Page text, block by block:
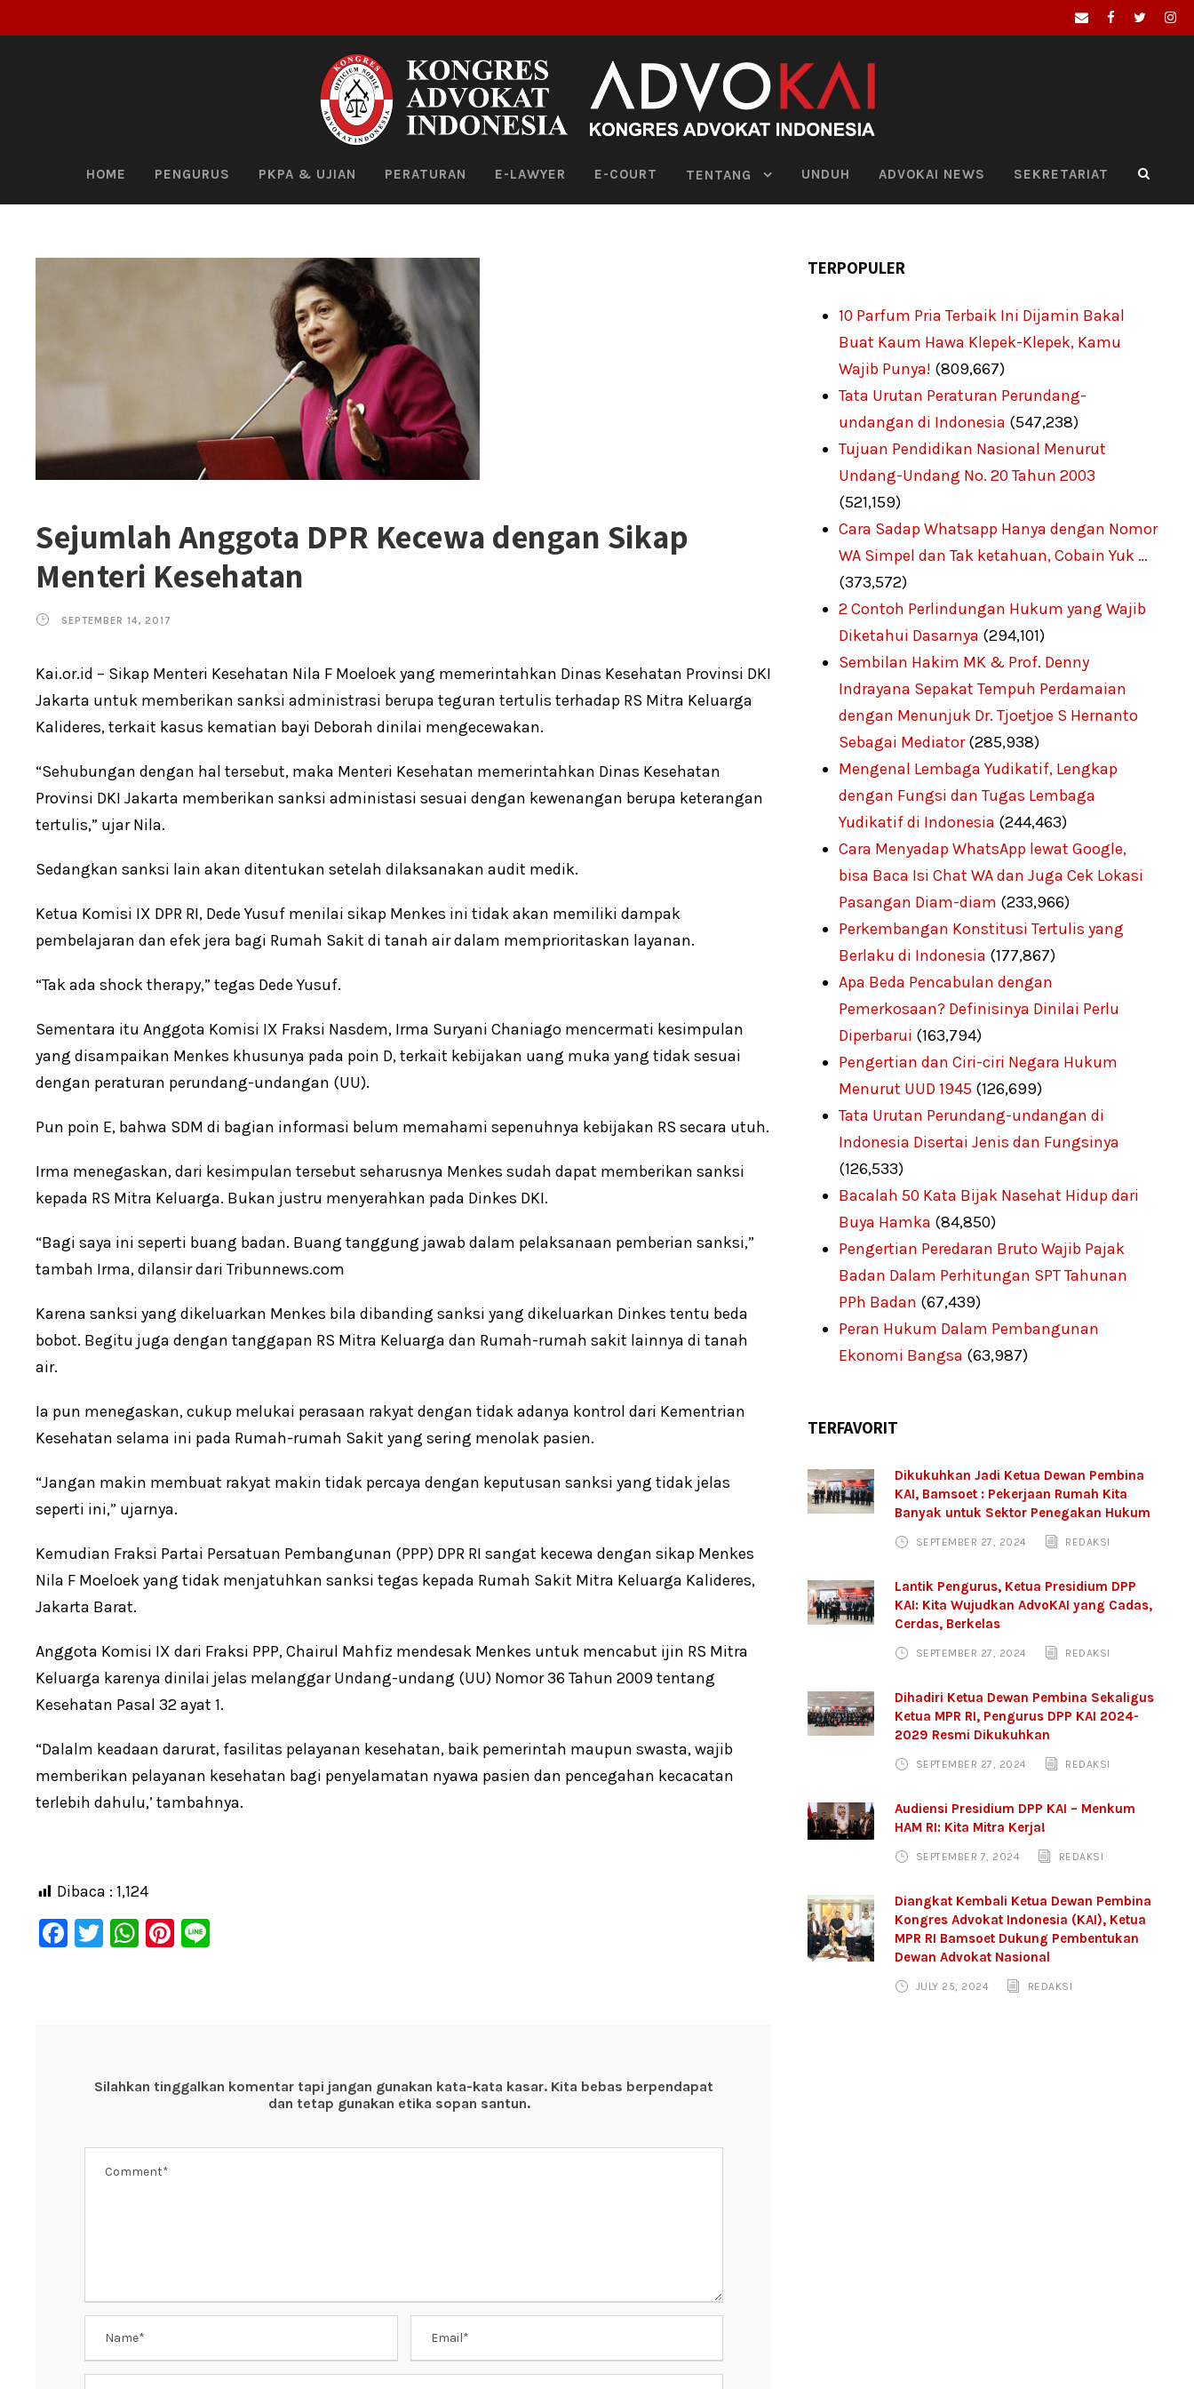
HOME PENGURUS PKPA & UJIAN PERATURAN E-LAWYER E-COURT TENTANG UNDUH ADVOKAI NEWS SEKRETARIAT
Sejumlah Anggota DPR Kecewa dengan Sikap
Menteri Kesehatan
SEPTEMBER 14, 2017
Kai.or.id – Sikap Menteri Kesehatan Nila F Moeloek yang memerintahkan Dinas Kesehatan Provinsi DKI
Jakarta untuk memberikan sanksi administrasi berupa teguran tertulis terhadap RS Mitra Keluarga
Kalideres, terkait kasus kematian bayi Deborah dinilai mengecewakan.
“Sehubungan dengan hal tersebut, maka Menteri Kesehatan memerintahkan Dinas Kesehatan
Provinsi DKI Jakarta memberikan sanksi administasi sesuai dengan kewenangan berupa keterangan
tertulis,” ujar Nila.
Sedangkan sanksi lain akan ditentukan setelah dilaksanakan audit medik.
Ketua Komisi IX DPR RI, Dede Yusuf menilai sikap Menkes ini tidak akan memiliki dampak
pembelajaran dan efek jera bagi Rumah Sakit di tanah air dalam memprioritaskan layanan.
“Tak ada shock therapy,” tegas Dede Yusuf.
Sementara itu Anggota Komisi IX Fraksi Nasdem, Irma Suryani Chaniago mencermati kesimpulan
yang disampaikan Menkes khusunya pada poin D, terkait kebijakan uang muka yang tidak sesuai
dengan peraturan perundang-undangan (UU).
Pun poin E, bahwa SDM di bagian informasi belum memahami sepenuhnya kebijakan RS secara utuh.
Irma menegaskan, dari kesimpulan tersebut seharusnya Menkes sudah dapat memberikan sanksi
kepada RS Mitra Keluarga. Bukan justru menyerahkan pada Dinkes DKI.
“Bagi saya ini seperti buang badan. Buang tanggung jawab dalam pelaksanaan pemberian sanksi,”
tambah Irma, dilansir dari Tribunnews.com
Karena sanksi yang dikeluarkan Menkes bila dibanding sanksi yang dikeluarkan Dinkes tentu beda
bobot. Begitu juga dengan tanggapan RS Mitra Keluarga dan Rumah-rumah sakit lainnya di tanah
air.
Ia pun menegaskan, cukup melukai perasaan rakyat dengan tidak adanya kontrol dari Kementrian
Kesehatan selama ini pada Rumah-rumah Sakit yang sering menolak pasien.
“Jangan makin membuat rakyat makin tidak percaya dengan keputusan sanksi yang tidak jelas
seperti ini,” ujarnya.
Kemudian Fraksi Partai Persatuan Pembangunan (PPP) DPR RI sangat kecewa dengan sikap Menkes
Nila F Moeloek yang tidak menjatuhkan sanksi tegas kepada Rumah Sakit Mitra Keluarga Kalideres,
Jakarta Barat.
Anggota Komisi IX dari Fraksi PPP, Chairul Mahfiz mendesak Menkes untuk mencabut ijin RS Mitra
Keluarga karenya dinilai jelas melanggar Undang-undang (UU) Nomor 36 Tahun 2009 tentang
Kesehatan Pasal 32 ayat 1.
“Dalalm keadaan darurat, fasilitas pelayanan kesehatan, baik pemerintah maupun swasta, wajib
memberikan pelayanan kesehatan bagi penyelamatan nyawa pasien dan pencegahan kecacatan
terlebih dahulu,’ tambahnya.
Dibaca : 1,124
F
T
W Pi
Silahkan tinggalkan komentar tapi jangan gunakan kata-kata kasar. Kita bebas berpendapat
dan tetap gunakan etika sopan santun.
TERPOPULER
10 Parfum Pria Terbaik Ini Dijamin Bakal
Buat Kaum Hawa Klepek-Klepek, Kamu
Wajib Punya! (809,667)
Tata Urutan Peraturan Perundang-
undangan di Indonesia (547,238)
Tujuan Pendidikan Nasional Menurut
Undang-Undang No. 20 Tahun 2003
(521,159)
Cara Sadap Whatsapp Hanya dengan Nomor
WA Simpel dan Tak ketahuan, Cobain Yuk …
(373,572)
2 Contoh Perlindungan Hukum yang Wajib
Diketahui Dasarnya (294,101)
Sembilan Hakim MK & Prof. Denny
Indrayana Sepakat Tempuh Perdamaian
dengan Menunjuk Dr. Tjoetjoe S Hernanto
Sebagai Mediator (285,938)
Mengenal Lembaga Yudikatif, Lengkap
dengan Fungsi dan Tugas Lembaga
Yudikatif di Indonesia (244,463)
Cara Menyadap WhatsApp lewat Google,
bisa Baca Isi Chat WA dan Juga Cek Lokasi
Pasangan Diam-diam (233,966)
Perkembangan Konstitusi Tertulis yang
Berlaku di Indonesia (177,867)
Apa Beda Pencabulan dengan
Pemerkosaan? Definisinya Dinilai Perlu
Diperbarui (163,794)
Pengertian dan Ciri-ciri Negara Hukum
Menurut UUD 1945 (126,699)
Tata Urutan Perundang-undangan di
Indonesia Disertai Jenis dan Fungsinya
(126,533)
Bacalah 50 Kata Bijak Nasehat Hidup dari
Buya Hamka (84,850)
Pengertian Peredaran Bruto Wajib Pajak
Badan Dalam Perhitungan SPT Tahunan
PPh Badan (67,439)
Peran Hukum Dalam Pembangunan
Ekonomi Bangsa (63,987)
TERFAVORIT
Dikukuhkan Jadi Ketua Dewan Pembina
KAI, Bamsoet : Pekerjaan Rumah Kita
Banyak untuk Sektor Penegakan Hukum
SEPTEMBER 27, 2024 REDAKSI
Lantik Pengurus, Ketua Presidium DPP
KAI: Kita Wujudkan AdvoKAI yang Cadas,
Cerdas, Berkelas
SEPTEMBER 27, 2024 REDAKSI
Dihadiri Ketua Dewan Pembina Sekaligus
Ketua MPR RI, Pengurus DPP KAI 2024-
2029 Resmi Dikukuhkan
SEPTEMBER 27, 2024 REDAKSI
Audiensi Presidium DPP KAI – Menkum
HAM RI: Kita Mitra Kerja!
SEPTEMBER 7, 2024 REDAKSI
Diangkat Kembali Ketua Dewan Pembina
Kongres Advokat Indonesia (KAI), Ketua
MPR RI Bamsoet Dukung Pembentukan
Dewan Advokat Nasional
JULY 25, 2024 REDAKSI